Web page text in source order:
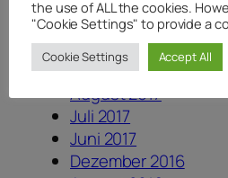
Juni 2018
April 2018
Januar 2018
August 2017
Juli 2017
Juni 2017
Dezember 2016
the use of ALL the cookies.
"Cookie Settings" to provide a
Cookie Settings Accept All